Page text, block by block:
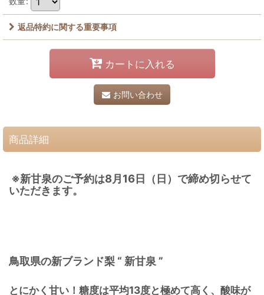
返品特約に関する重要事項
カートに入れる
お問い合わせ
商品詳細
※新甘泉のご予約は8月16日（日）で締め切らせて
いただきます。
鳥取県の新ブランド梨 “ 新甘泉 ”
とにかく甘い！糖度は平均13度と極めて高く、酸味が